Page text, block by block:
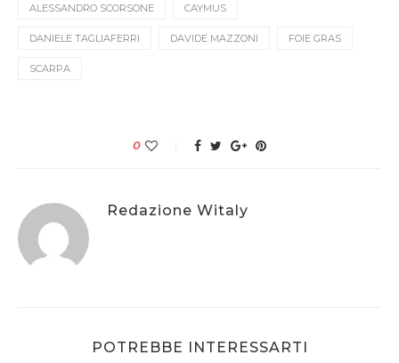
ALESSANDRO SCORSONE CAYMUS
DANIELE TAGLIAFERRI DAVIDE MAZZONI FOIE GRAS
SCARPA
0
Redazione Witaly
POTREBBE INTERESSARTI